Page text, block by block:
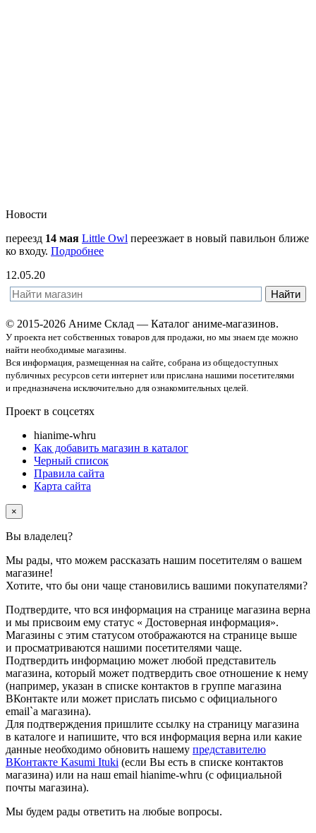
Новости
переезд 14 мая Little Owl переезжает в новый павильон ближе
ко входу. Подробнее
12.05.20
© 2015-2026 Аниме Склад — Каталог аниме-магазинов.
У проекта нет собственных товаров для продажи, но мы знаем где можно
найти необходимые магазины.
Вся информация, размещенная на сайте, собрана из общедоступных
публичных ресурсов сети интернет или прислана нашими посетителями
и предназначена исключительно для ознакомительных целей.
Проект в соцсетях
hianime-whru
Как добавить магазин в каталог
Черный список
Правила сайта
Карта сайта
×
Вы владелец?
Мы рады, что можем рассказать нашим посетителям о вашем
магазине!
Хотите, что бы они чаще становились вашими покупателями?
Подтвердите, что вся информация на странице магазина верна
и мы присвоим ему статус « Достоверная информация».
Магазины с этим статусом отображаются на странице выше
и просматриваются нашими посетителями чаще.
Подтвердить информацию может любой представитель
магазина, который может подтвердить свое отношение к нему
(например, указан в списке контактов в группе магазина
ВКонтакте или может прислать письмо с официального
email`а магазина).
Для подтверждения пришлите ссылку на страницу магазина
в каталоге и напишите, что вся информация верна или какие
данные необходимо обновить нашему представителю
ВКонтакте Kasumi Ituki (если Вы есть в списке контактов
магазина) или на наш email hianime-whru (с официальной
почты магазина).
Мы будем рады ответить на любые вопросы.